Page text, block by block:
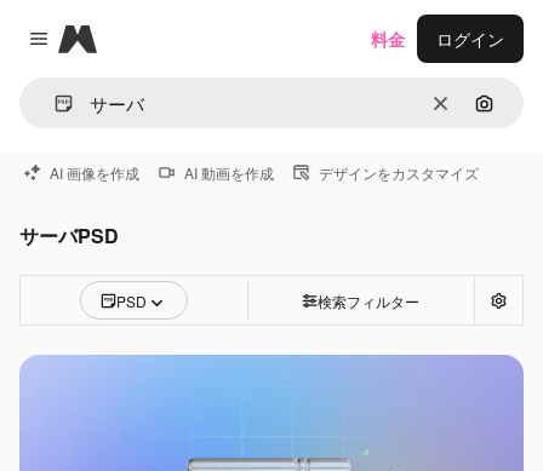
Close menu
Magnific
消去 画像で
料金 ログイン
AI 画像を作成 AI 動画を作成 デザインをカスタマイズ
サーバPSD
PSD 検索フィルター